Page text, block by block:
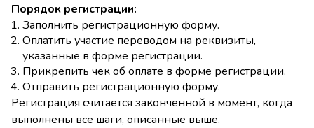
Порядок регистрации:
Заполнить регистрационную форму.
Оплатить участие переводом на реквизиты,
указанные в форме регистрации.
Прикрепить чек об оплате в форме регистрации.
Отправить регистрационную форму.
Регистрация считается законченной в момент, когда
выполнены все шаги, описанные выше.